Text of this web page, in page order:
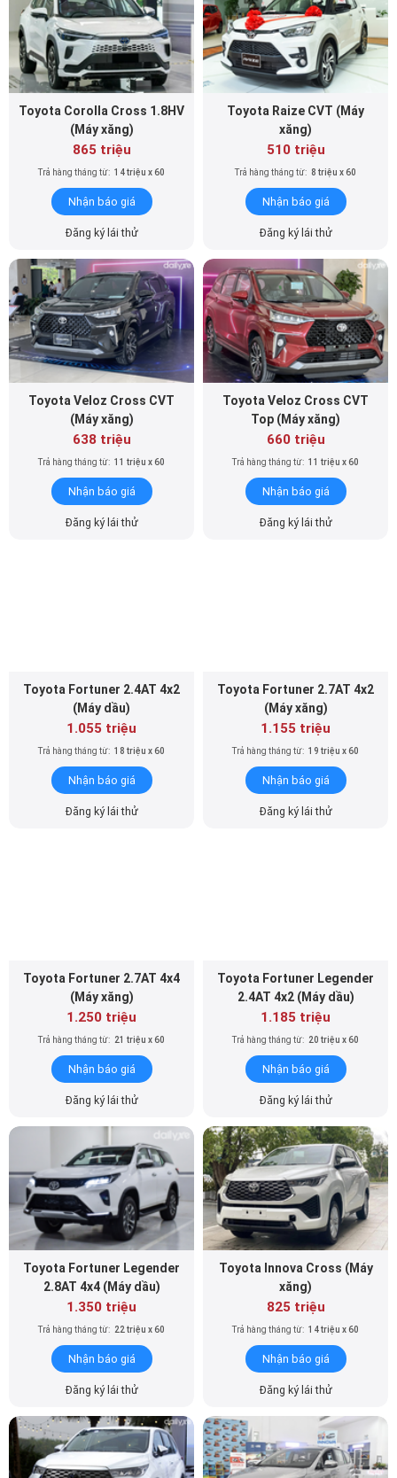
Toyota Corolla Cross 1.8HV
(Máy xăng)
865 triệu
Trả hàng tháng từ: 14 triệu x 60
Nhận báo giá
Đăng ký lái thử
Toyota Raize CVT (Máy
xăng)
510 triệu
Trả hàng tháng từ: 8 triệu x 60
Nhận báo giá
Đăng ký lái thử
Toyota Veloz Cross CVT
(Máy xăng)
638 triệu
Trả hàng tháng từ: 11 triệu x 60
Nhận báo giá
Đăng ký lái thử
Toyota Veloz Cross CVT
Top (Máy xăng)
660 triệu
Trả hàng tháng từ: 11 triệu x 60
Nhận báo giá
Đăng ký lái thử
Toyota Fortuner 2.4AT 4x2
(Máy dầu)
1.055 triệu
Trả hàng tháng từ: 18 triệu x 60
Nhận báo giá
Đăng ký lái thử
Toyota Fortuner 2.7AT 4x2
(Máy xăng)
1.155 triệu
Trả hàng tháng từ: 19 triệu x 60
Nhận báo giá
Đăng ký lái thử
Toyota Fortuner 2.7AT 4x4
(Máy xăng)
1.250 triệu
Trả hàng tháng từ: 21 triệu x 60
Nhận báo giá
Đăng ký lái thử
Toyota Fortuner Legender
2.4AT 4x2 (Máy dầu)
1.185 triệu
Trả hàng tháng từ: 20 triệu x 60
Nhận báo giá
Đăng ký lái thử
Toyota Fortuner Legender
2.8AT 4x4 (Máy dầu)
1.350 triệu
Trả hàng tháng từ: 22 triệu x 60
Nhận báo giá
Đăng ký lái thử
Toyota Innova Cross (Máy
xăng)
825 triệu
Trả hàng tháng từ: 14 triệu x 60
Nhận báo giá
Đăng ký lái thử